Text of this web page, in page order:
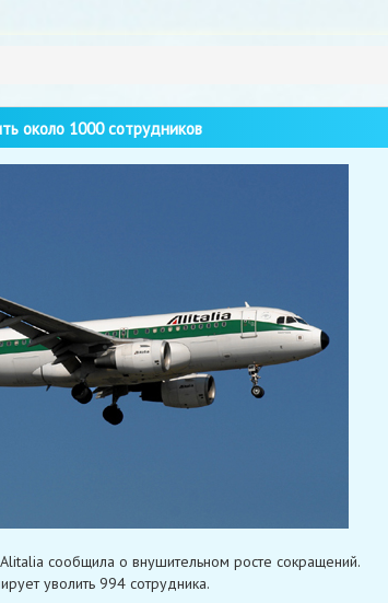
около 1000 сотрудников
сообщила о внушительном росте сокращений.
уволить 994 сотрудника.